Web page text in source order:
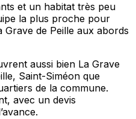
et un habitat très peu
la plus proche pour
Grave de Peille aux abords
aussi bien La Grave
Saint-Siméon que
de la commune.
avec un devis